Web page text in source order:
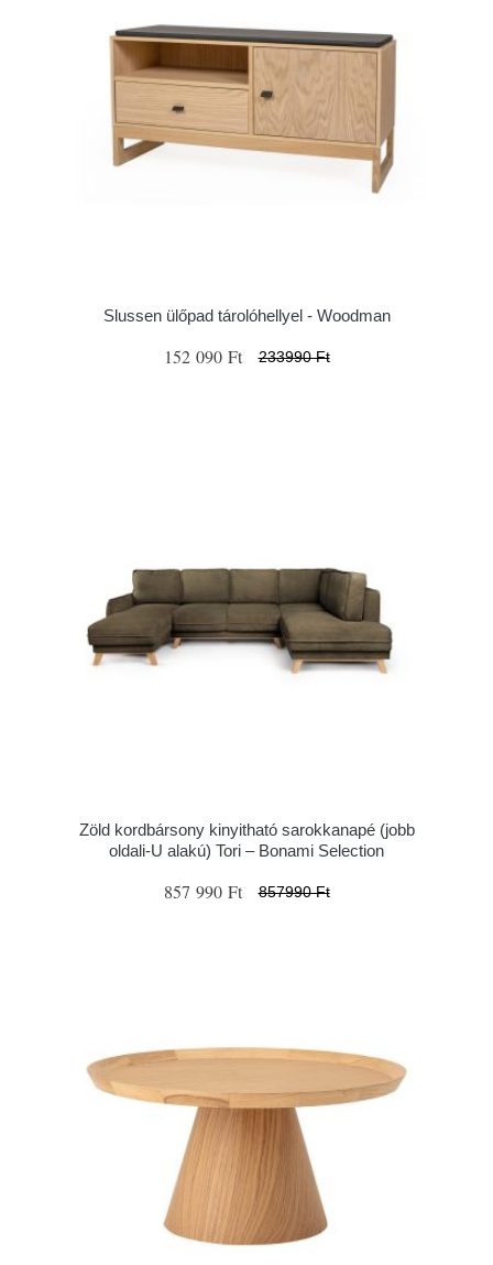
Slussen ülőpad tárolóhellyel - Woodman
152 090 Ft 233990 Ft
Zöld kordbársony kinyitható sarokkanapé (jobb
oldali-U alakú) Tori – Bonami Selection
857 990 Ft 857990 Ft